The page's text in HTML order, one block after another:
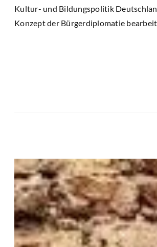
Kultur- und Bildungspolitik
Konzept der Bürgerdiplomatie